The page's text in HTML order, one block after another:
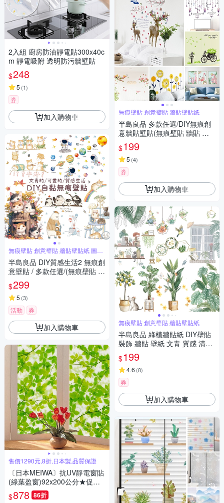
2入組 廚房防油靜電貼300x40c
m 靜電吸附 透明防污牆壁貼
$248
5 (1)
券
加入購物車
無痕壁貼 創意璧貼 牆貼壁貼紙 圖案
豐富
半島良品 DIY質感生活2 無痕創
意壁貼 / 多款任選/(無痕壁貼 牆
貼 壁貼紙 創意璧貼)
$299
5 (3)
活動 券
加入購物車
售價1290元,8折,日本製,品質保證
〔日本MEIWA〕抗UV靜電窗貼
(綠葉盈窗)92x200公分★促銷
★
$878 86折
無痕壁貼 創意璧貼 牆貼壁貼紙
半島良品 多款任選/DIY無痕創
意牆貼壁貼(無痕壁貼 牆貼 壁
貼紙 創意璧貼)
$199
5 (4)
券
加入購物車
無痕壁貼 創意璧貼 牆貼壁貼紙
半島良品 綠植牆貼紙 DIY壁貼
裝飾 牆貼 壁紙 文青 質感 清新
牆貼 植物壁貼 樹木 背景貼畫
$199
4.6 (8)
券
加入購物車